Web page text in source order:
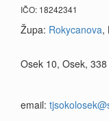
IČO: 18242341
Župa: Rokycanova,
Osek 10, Osek, 338
email: